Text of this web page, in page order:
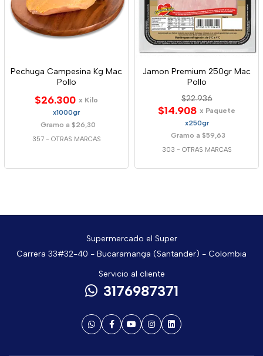
Pechuga Campesina Kg Mac
Pollo
$26.300 x Kilo
x1000gr
Gramo a $26,30
357 - OTRAS MARCAS
Jamon Premium 250gr Mac
Pollo
$22.936
$14.908 x Paquete
x250gr
Gramo a $59,63
303 - OTRAS MARCAS
Supermercado el Super
Carrera 33#32-40 - Bucaramanga (Santander) - Colombia
Servicio al cliente
3176987371